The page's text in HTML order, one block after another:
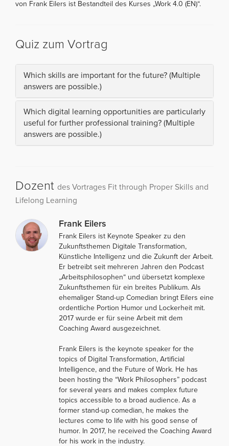
von Frank Eilers ist Bestandteil des Kurses „Work 4.0 (EN)“.
Quiz zum Vortrag
Which skills are important for the future? (Multiple
answers are possible.)
Which digital learning opportunities are particularly
useful for further professional training? (Multiple
answers are possible.)
Dozent des Vortrages Fit through Proper Skills and
Lifelong Learning
Frank Eilers
Frank Eilers ist Keynote Speaker zu den
Zukunftsthemen Digitale Transformation,
Künstliche Intelligenz und die Zukunft der Arbeit.
Er betreibt seit mehreren Jahren den Podcast
„Arbeitsphilosophen“ und übersetzt komplexe
Zukunftsthemen für ein breites Publikum. Als
ehemaliger Stand-up Comedian bringt Eilers eine
ordentliche Portion Humor und Lockerheit mit.
2017 wurde er für seine Arbeit mit dem
Coaching Award ausgezeichnet.
Frank Eilers is the keynote speaker for the
topics of Digital Transformation, Artificial
Intelligence, and the Future of Work. He has
been hosting the “Work Philosophers” podcast
for several years and makes complex future
topics accessible to a broad audience. As a
former stand-up comedian, he makes the
lectures come to life with his good sense of
humor. In 2017, he received the Coaching Award
for his work in the industry.